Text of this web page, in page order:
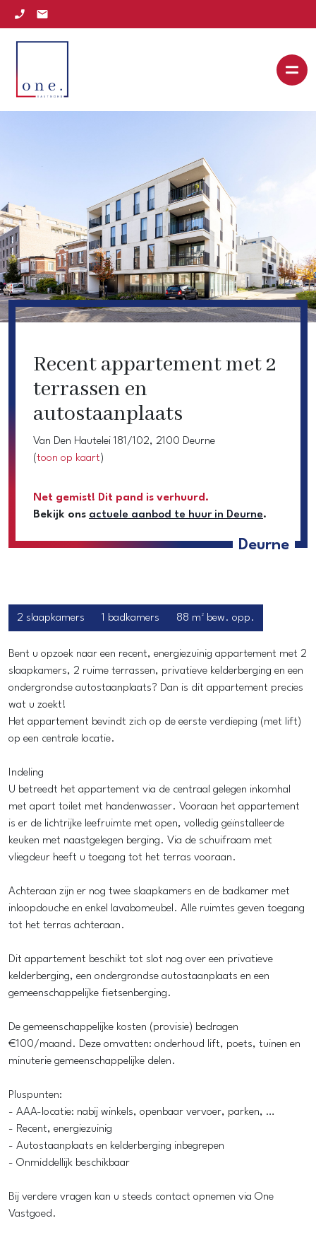
Recent appartement met 2
terrassen en
autostaanplaats
Van Den Hautelei 181/102, 2100 Deurne
(toon op kaart)
Net gemist! Dit pand is verhuurd.
Bekijk ons actuele aanbod te huur in Deurne.
Deurne
2 slaapkamers 1 badkamers 88 m² bew. opp.
Bent u opzoek naar een recent, energiezuinig appartement met 2
slaapkamers, 2 ruime terrassen, privatieve kelderberging en een
ondergrondse autostaanplaats? Dan is dit appartement precies
wat u zoekt!
Het appartement bevindt zich op de eerste verdieping (met lift)
op een centrale locatie.
Indeling
U betreedt het appartement via de centraal gelegen inkomhal
met apart toilet met handenwasser. Vooraan het appartement
is er de lichtrijke leefruimte met open, volledig geïnstalleerde
keuken met naastgelegen berging. Via de schuifraam met
vliegdeur heeft u toegang tot het terras vooraan.
Achteraan zijn er nog twee slaapkamers en de badkamer met
inloopdouche en enkel lavabomeubel. Alle ruimtes geven toegang
tot het terras achteraan.
Dit appartement beschikt tot slot nog over een privatieve
kelderberging, een ondergrondse autostaanplaats en een
gemeenschappelijke fietsenberging.
De gemeenschappelijke kosten (provisie) bedragen
€100/maand. Deze omvatten: onderhoud lift, poets, tuinen en
minuterie gemeenschappelijke delen.
Pluspunten:
- AAA-locatie: nabij winkels, openbaar vervoer, parken, …
- Recent, energiezuinig
- Autostaanplaats en kelderberging inbegrepen
- Onmiddellijk beschikbaar
Bij verdere vragen kan u steeds contact opnemen via One
Vastgoed.